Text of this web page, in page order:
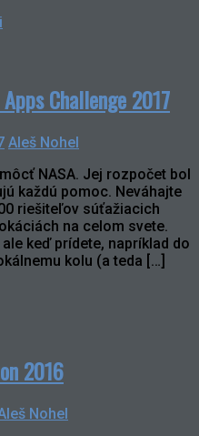
Challenge 2017
Aleš Nohel
NASA. Jej rozpočet bol
každú pomoc. Neváhajte
riešiteľov súťažiacich
na celom svete.
keď prídete, napríklad do
kolu (a teda […]
2016
Nohel